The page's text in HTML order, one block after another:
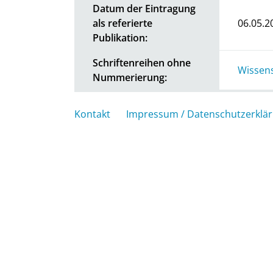
Datum der Eintragung
als referierte
Publikation:
Schriftenreihen ohne
Nummerierung:
Kontakt Impressum /